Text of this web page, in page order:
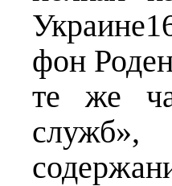
фон
те же